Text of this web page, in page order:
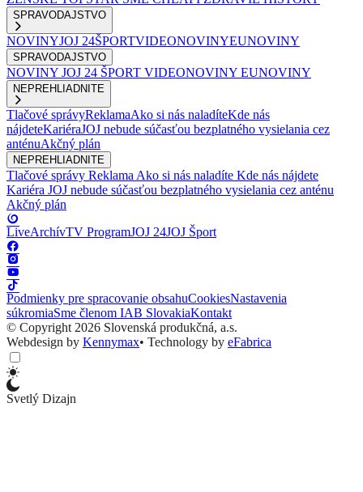
SPRAVODAJSTVO
NOVINYJOJ 24ŠPORTVIDEONOVINYEUNOVINY
SPRAVODAJSTVO
NOVINY JOJ 24 ŠPORT VIDEONOVINY EUNOVINY
NEPREHLIADNITE
Tlačové správyReklamaAko si nás naladíteKde nás
nájdeteKariéraJOJ nebude súčasťou bezplatného vysielania cez
anténuAkčný plán
NEPREHLIADNITE
Tlačové správy Reklama Ako si nás naladíte Kde nás nájdete
Kariéra JOJ nebude súčasťou bezplatného vysielania cez anténu
Akčný plán
LiveArchívTV ProgramJOJ 24JOJ Šport
Podmienky pre spracovanie obsahuCookiesNastavenia
súkromiaSme členom IAB SlovakiaKontakt
© Copyright 2026 Slovenská produkčná, a.s.
Webdesign by Kennymax• Technology by eFabrica
Svetlý Dizajn